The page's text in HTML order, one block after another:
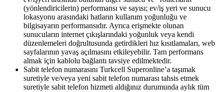
(yönlendiricilerin) performansı ve sayısı; ev/iş yeri ve sunucu
lokasyonu arasındaki hatların kullanım yoğunluğu ve
bilgisayarın performansıdır. Ayrıca erişmekte olunan
sunucuların internet çıkışlarındaki yoğunluk veya kendi
düzenlemeleri doğrultusunda getirdikleri hız kısıtlamaları, web
sayfalarının yavaş açılmasını etkileyebilir. Tam performans
almak için kablolu bağlantı tavsiye edilmektedir. ​
Sabit telefon numarasını Turkcell Superonline’a taşımak
suretiyle ve/veya yeni sabit telefon numarası tahsis etmek
suretiyle sabit telefon hizmeti aldığınız durumunda aylık tüm